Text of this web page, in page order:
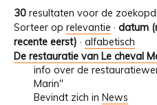
30 resultaten voor de
Sorteer op relevantie · datum
recente eerst) · alfabetisch
De restauratie van Le cheval
info over de
Marin"
Bevindt zich in News